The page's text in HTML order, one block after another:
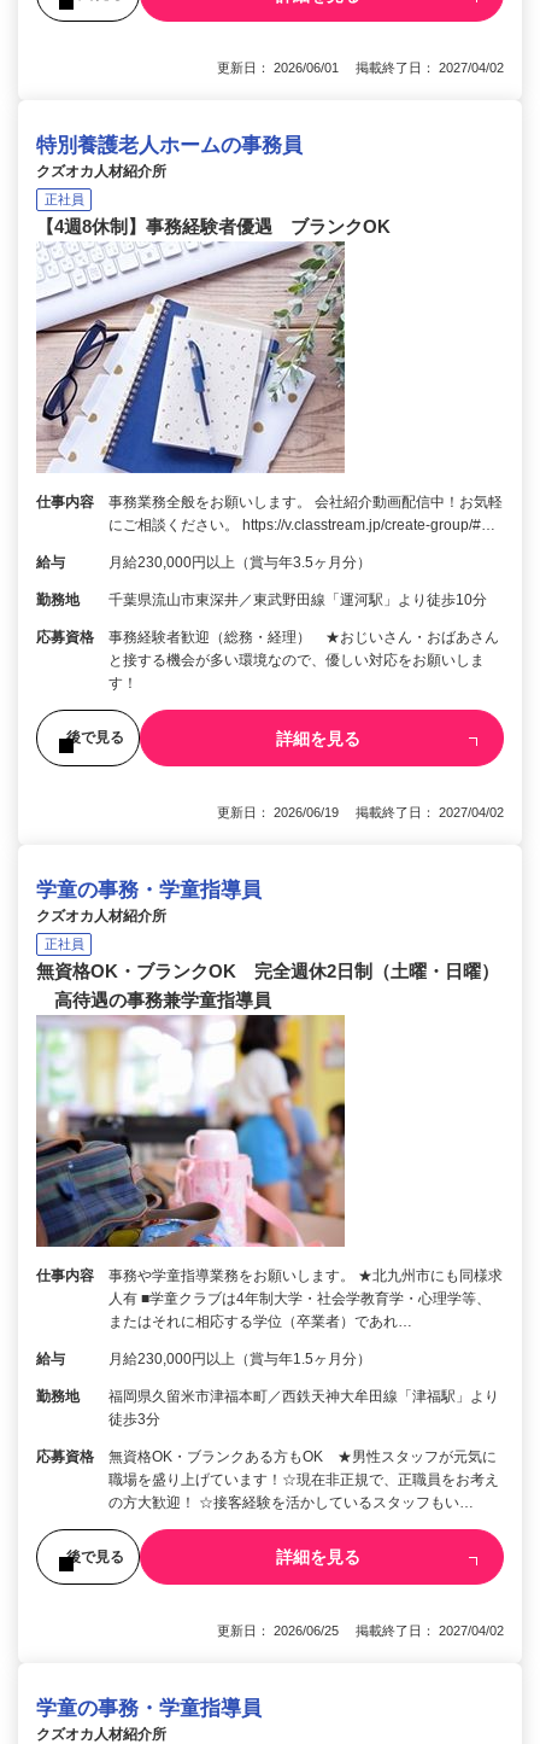
更新日： 2026/06/01 掲載終了日： 2027/04/02
特別養護老人ホームの事務員
クズオカ人材紹介所
正社員
【4週8休制】事務経験者優遇 ブランクOK
仕事内容
事務業務全般をお願いします。 会社紹介動画配信中！お気軽
にご相談ください。 https://v.classtream.jp/create-group/#…
給与 月給230,000円以上（賞与年3.5ヶ月分）
勤務地 千葉県流山市東深井／東武野田線「運河駅」より徒歩10分
応募資格
事務経験者歓迎（総務・経理） ★おじいさん・おばあさん
と接する機会が多い環境なので、優しい対応をお願いしま
す！
後で見る 詳細を見る
更新日： 2026/06/19 掲載終了日： 2027/04/02
学童の事務・学童指導員
クズオカ人材紹介所
正社員
無資格OK・ブランクOK 完全週休2日制（土曜・日曜）
高待遇の事務兼学童指導員
仕事内容
事務や学童指導業務をお願いします。 ★北九州市にも同様求
人有 ■学童クラブは4年制大学・社会学教育学・心理学等、
またはそれに相応する学位（卒業者）であれ…
給与 月給230,000円以上（賞与年1.5ヶ月分）
勤務地
福岡県久留米市津福本町／西鉄天神大牟田線「津福駅」より
徒歩3分
応募資格
無資格OK・ブランクある方もOK ★男性スタッフが元気に
職場を盛り上げています！☆現在非正規で、正職員をお考え
の方大歓迎！ ☆接客経験を活かしているスタッフもい…
後で見る 詳細を見る
更新日： 2026/06/25 掲載終了日： 2027/04/02
学童の事務・学童指導員
クズオカ人材紹介所